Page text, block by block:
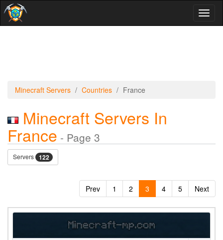
Minecraft Servers Countries France
Minecraft Servers In
France - Page 3
Servers 122
Prev 1 2 3 4 5 Next